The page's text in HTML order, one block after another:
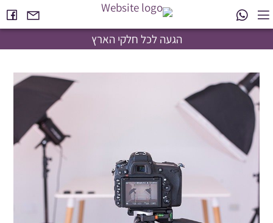
הגעה לכל חלקי הארץ